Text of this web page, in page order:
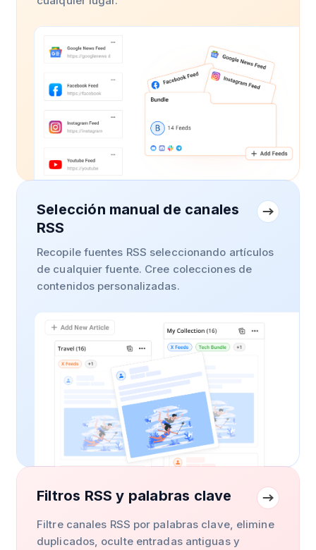
Selección manual de canales
RSS
Recopile fuentes RSS seleccionando artículos
de cualquier fuente. Cree colecciones de
contenidos personalizadas.
Filtros RSS y palabras clave
Filtre canales RSS por palabras clave, elimine
duplicados, oculte entradas antiguas y